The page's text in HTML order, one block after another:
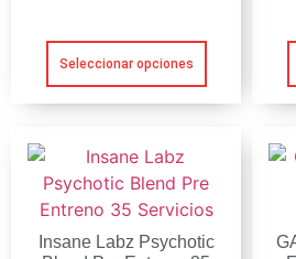
Seleccionar opciones
Insane Labz Psychotic